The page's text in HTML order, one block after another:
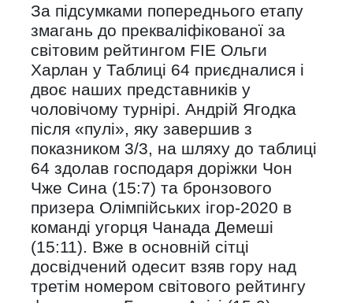
За підсумками попереднього етапу
змагань до прекваліфікованої за
світовим рейтингом FIE Ольги
Харлан у Таблиці 64 приєдналися і
двоє наших представників у
чоловічому турнірі. Андрій Ягодка
після «пулі», яку завершив з
показником 3/3, на шляху до таблиці
64 здолав господаря доріжки Чон
Чже Сина (15:7) та бронзового
призера Олімпійських ігор-2020 в
команді угорця Чанада Демеші
(15:11). Вже в основній сітці
досвідчений одесит взяв гору над
третім номером світового рейтингу